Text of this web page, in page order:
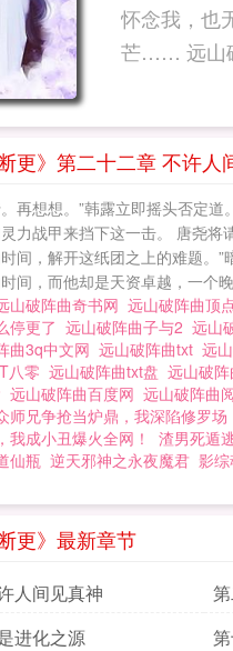
怀念我，也
芒……
更》第二十二章 不许人
再想想。”韩露立即摇头否定
力战甲来挡下这一击。 唐尧
间，解开这纸团之上的难题。
间，而他却是天资卓越，一个
山破阵曲奇书网 远山破阵曲顶
停更了 远山破阵曲子与2 远山
曲3q中文网 远山破阵曲txt 远
八零 远山破阵曲txt盘 远山破
远山破阵曲百度网 远山破阵曲
师兄争抢当炉鼎，我深陷修罗场
我成小丑爆火全网！ 渣男死遁
仙瓶 逆天邪神之永夜魔君 影
更》最新章节
人间见真神
进化之源